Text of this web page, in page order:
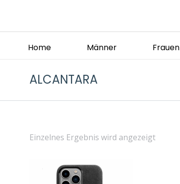
Home Männer Frauen
ALCANTARA
Einzelnes Ergebnis wird angezeigt